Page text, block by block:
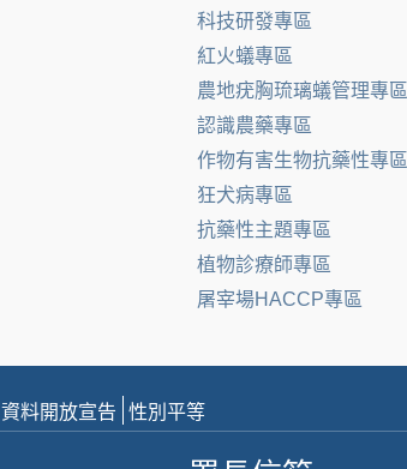
科技研發專區
紅火蟻專區
農地疣胸琉璃蟻管理專區
認識農藥專區
作物有害生物抗藥性專區
狂犬病專區
抗藥性主題專區
植物診療師專區
屠宰場HACCP專區
資料開放宣告 性別平等